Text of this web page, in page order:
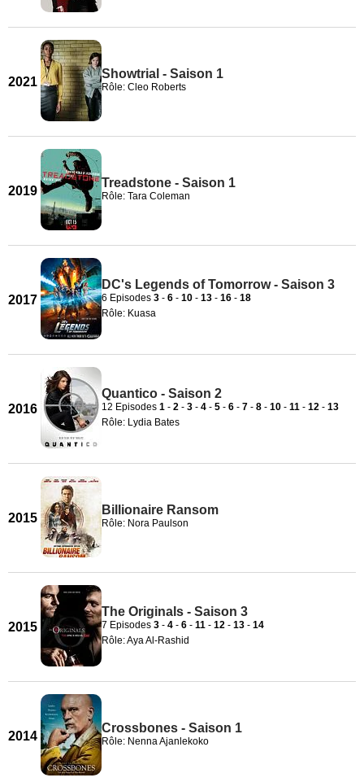
2021
Showtrial - Saison 1
Rôle: Cleo Roberts
2019
Treadstone - Saison 1
Rôle: Tara Coleman
2017
DC's Legends of Tomorrow - Saison 3
6 Episodes 3 - 6 - 10 - 13 - 16 - 18
Rôle: Kuasa
2016
Quantico - Saison 2
12 Episodes 1 - 2 - 3 - 4 - 5 - 6 - 7 - 8 - 10 - 11 - 12 - 13
Rôle: Lydia Bates
2015
Billionaire Ransom
Rôle: Nora Paulson
2015
The Originals - Saison 3
7 Episodes 3 - 4 - 6 - 11 - 12 - 13 - 14
Rôle: Aya Al-Rashid
2014
Crossbones - Saison 1
Rôle: Nenna Ajanlekoko